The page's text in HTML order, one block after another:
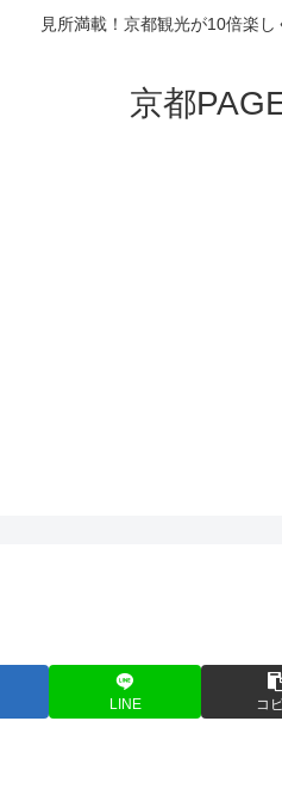
見所満載！京都観光が10倍楽し
京都
LINE コ